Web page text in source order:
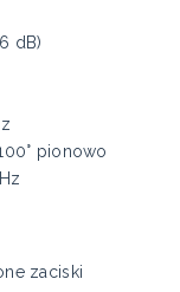
dB)
pionowo
zaciski